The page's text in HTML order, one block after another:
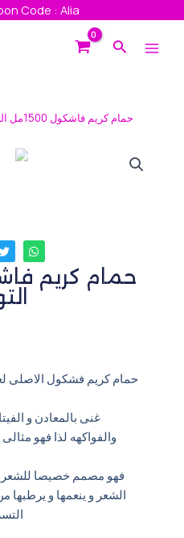
Code : Alia
Search
حمام كريم فشكول
غنى بالمعادن و
والفواكهه لذا فهو
فهو مصمم خصيصا للشعر
الشعر و ينعمها و
/ حمام كريم فاشكول 1500مل التوم